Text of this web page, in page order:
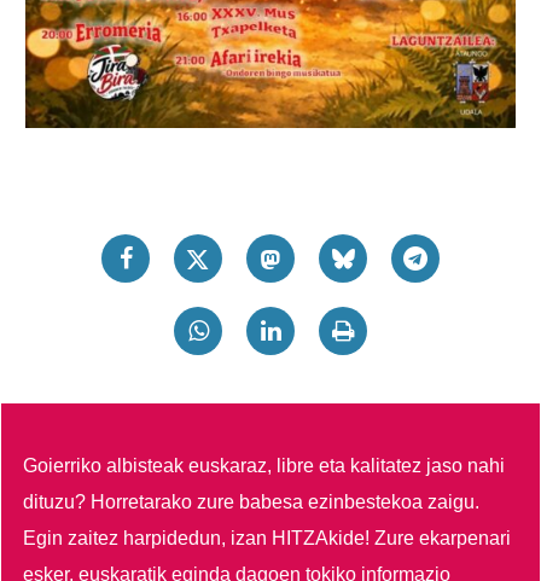
Goierriko albisteak euskaraz, libre eta kalitatez jaso nahi
dituzu? Horretarako zure babesa ezinbestekoa zaigu.
Egin zaitez harpidedun, izan HITZAkide!Zure ekarpenari
esker, euskaratik eginda dagoen tokiko informazio